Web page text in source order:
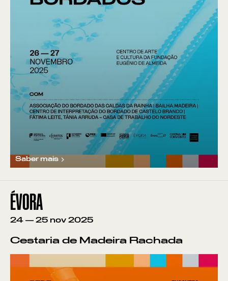
Saber mais
ÉVORA
24 — 25 nov 2025
Cestaria de Madeira Rachada